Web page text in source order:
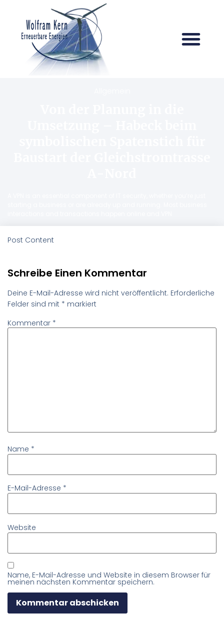
Post Content
Schreibe Einen Kommentar
Deine E-Mail-Adresse wird nicht veröffentlicht. Erforderliche
Felder sind mit * markiert
Kommentar *
Name *
E-Mail-Adresse *
Website
Name, E-Mail-Adresse und Website in diesem Browser für
meinen nächsten Kommentar speichern.